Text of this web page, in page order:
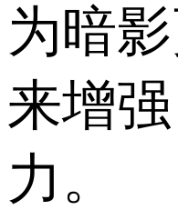
为暗
来增
力。